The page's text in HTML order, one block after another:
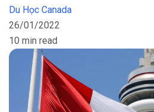
Du Học Canada
26/01/2022
10 min read